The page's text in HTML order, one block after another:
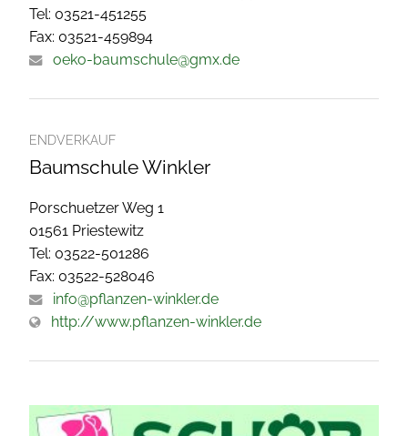
Tel: 03521-451255
Fax: 03521-459894
oeko-baumschule@gmx.de
ENDVERKAUF
Baumschule Winkler
Porschuetzer Weg 1
01561 Priestewitz
Tel: 03522-501286
Fax: 03522-528046
info@pflanzen-winkler.de
http://www.pflanzen-winkler.de